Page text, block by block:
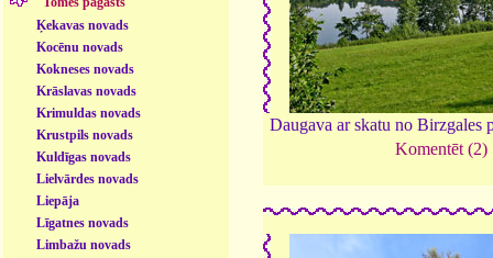
Ķekavas novads
Kocēnu novads
Kokneses novads
Krāslavas novads
Krimuldas novads
Krustpils novads
Kuldīgas novads
Lielvārdes novads
Liepāja
Līgatnes novads
Limbažu novads
Daugava ar skatu no Birzgales
Komentēt (2)